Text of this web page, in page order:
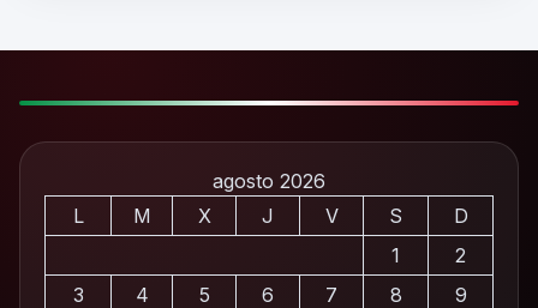
agosto 2026
L
M X J V S
D
1
2
3
4 5 6 7 8
9